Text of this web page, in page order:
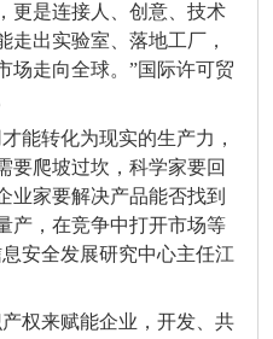
更是连接人、创意、技术
走出实验室、落地工厂，
场走向全球。”国际许可贸
能转化为现实的生产力，
要爬坡过坎，科学家要回
业家要解决产品能否找到
产，在竞争中打开市场等
安全发展研究中心主任江
权来赋能企业，开发、共